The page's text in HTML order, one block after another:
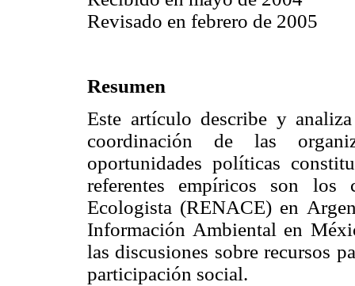
Revisado en febrero de 2005
Resumen
Este artículo describe y
coordinación de las
oportunidades políticas
referentes empíricos son
Ecologista (RENACE) en
Información Ambiental en
las discusiones sobre recursos
participación social.